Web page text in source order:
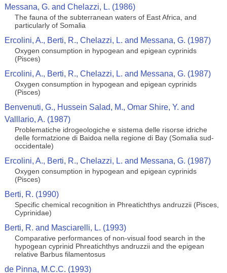
Messana, G. and Chelazzi, L. (1986)
The fauna of the subterranean waters of East Africa, and
particularly of Somalia
Ercolini, A., Berti, R., Chelazzi, L. and Messana, G. (1987)
Oxygen consumption in hypogean and epigean cyprinids
(Pisces)
Ercolini, A., Berti, R., Chelazzi, L. and Messana, G. (1987)
Oxygen consumption in hypogean and epigean cyprinids
(Pisces)
Benvenuti, G., Hussein Salad, M., Omar Shire, Y. and
Valllario, A. (1987)
Problematiche idrogeologiche e sistema delle risorse idriche
delle formatzione di Baidoa nella regione di Bay (Somalia sud-
occidentale)
Ercolini, A., Berti, R., Chelazzi, L. and Messana, G. (1987)
Oxygen consumption in hypogean and epigean cyprinids
(Pisces)
Berti, R. (1990)
Specific chemical recognition in Phreatichthys andruzzii (Pisces,
Cyprinidae)
Berti, R. and Masciarelli, L. (1993)
Comparative performances of non-visual food search in the
hypogean cyprinid Phreatichthys andruzzii and the epigean
relative Barbus filamentosus
de Pinna, M.C.C. (1993)